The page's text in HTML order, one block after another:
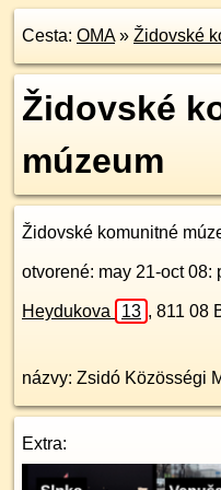
Cesta: OMA» Židovské
Židovské
múzeum
Židovské komunitné
otvorené: may 21-oct 08:
Heydukova 13 , 811 08
názvy: Zsidó Közösségi
Extra: